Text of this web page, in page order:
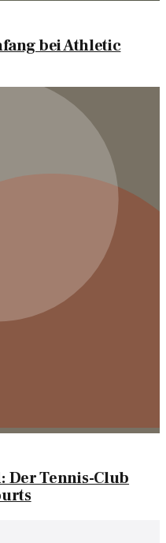
bei Athletic
Der Tennis-Club